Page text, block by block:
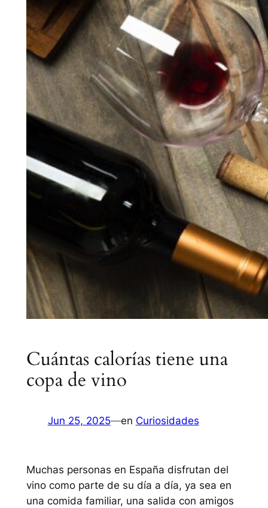
Cuántas calorías tiene una
copa de vino
Jun 25, 2025—en Curiosidades
Muchas personas en España disfrutan del
vino como parte de su día a día, ya sea en
una comida familiar, una salida con amigos